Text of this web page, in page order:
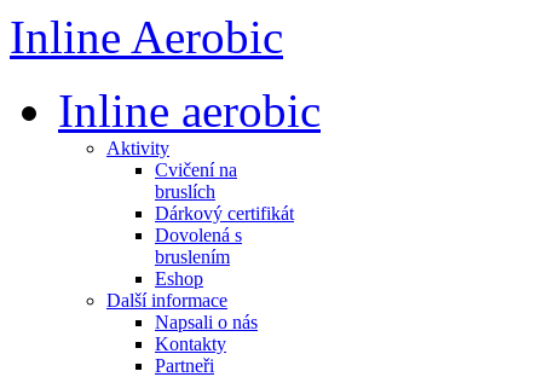
Inline Aerobic
Inline aerobic
Aktivity
Cvičení na
bruslích
Dárkový certifikát
Dovolená s
bruslením
Eshop
Další informace
Napsali o nás
Kontakty
Partneři